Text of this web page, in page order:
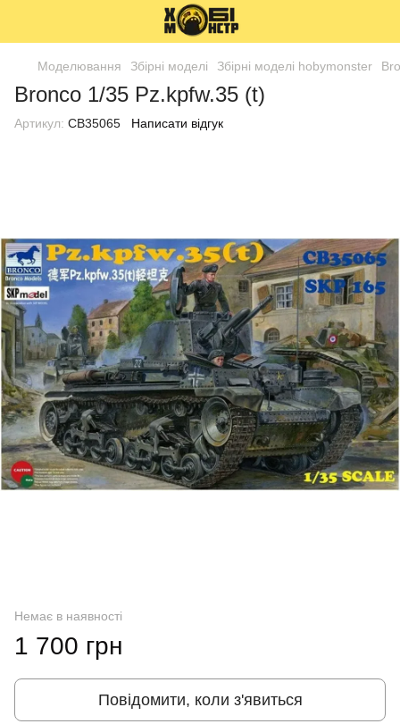
Моделювання Збірні моделі Збірні моделі hobymonster
Bronco 1/35 Pz.kpfw.35 (t)
Артикул: CB35065 Написати відгук
Немає в наявності
1 700 грн
Повідомити, коли з'явиться